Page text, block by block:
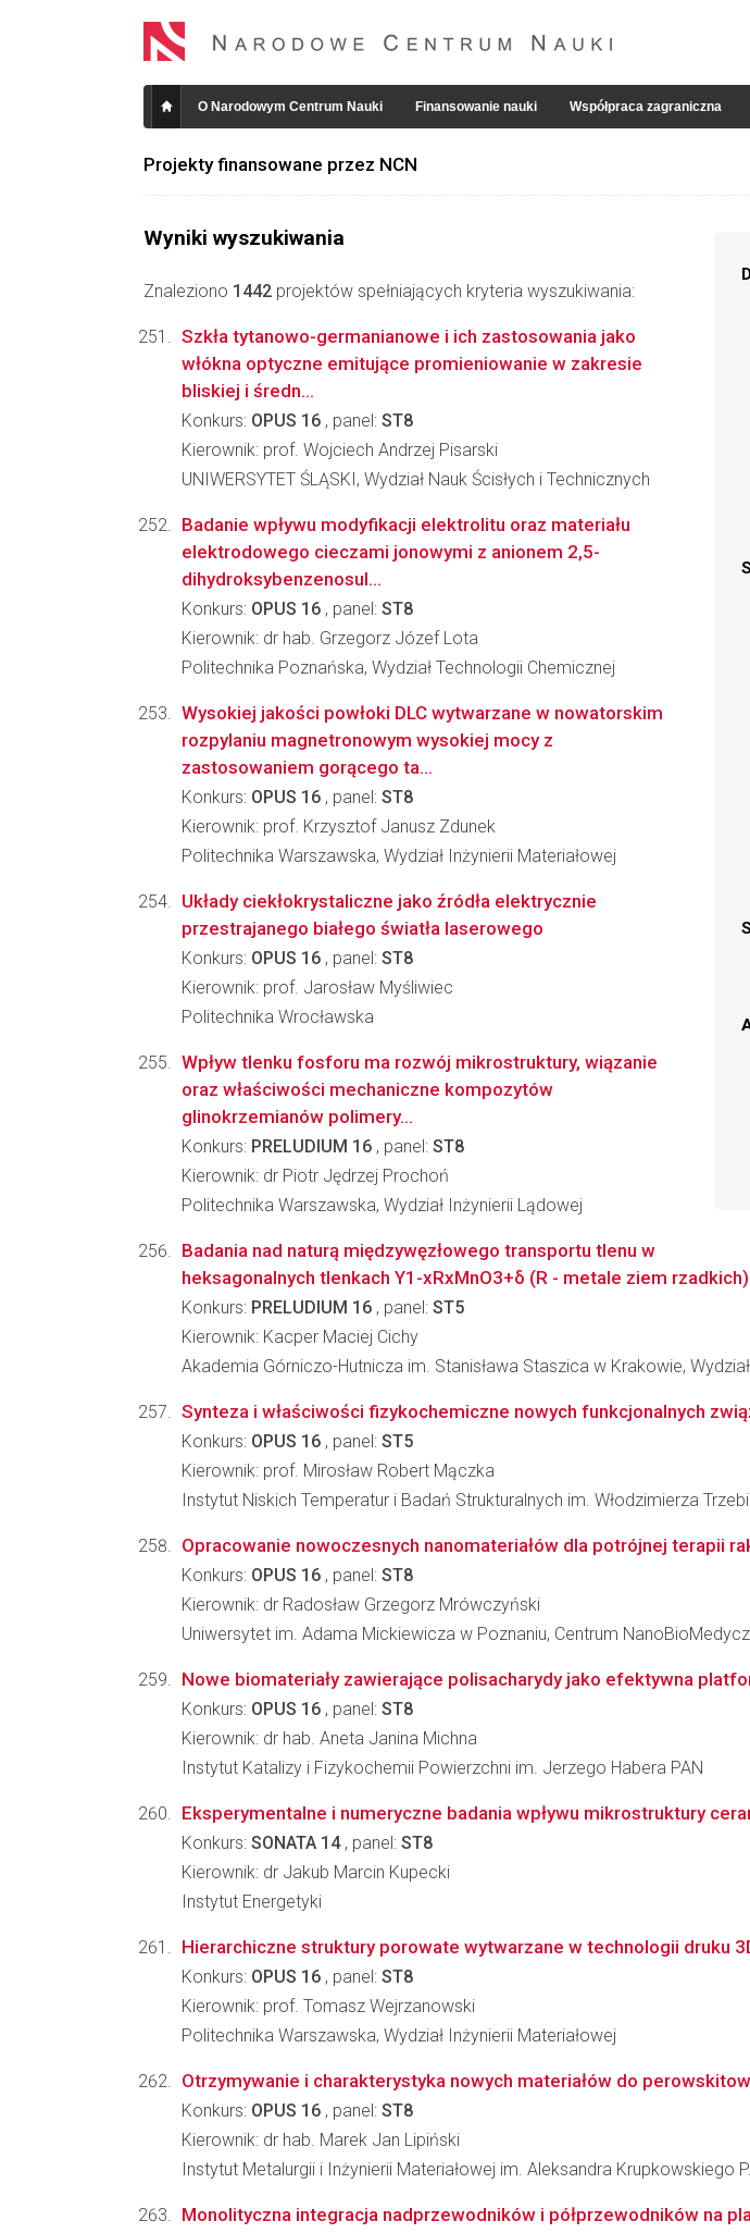
O Narodowym Centrum Nauki Finansowanie nauki Współpraca zagraniczna
Projekty finansowane przez NCN
Wyniki wyszukiwania
Znaleziono 1442 projektów spełniających kryteria wyszukiwania:
Szkła tytanowo-germanianowe i ich zastosowania jako
włókna optyczne emitujące promieniowanie w zakresie
bliskiej i średn...
Konkurs: OPUS 16 , panel: ST8
Kierownik: prof. Wojciech Andrzej Pisarski
UNIWERSYTET ŚLĄSKI, Wydział Nauk Ścisłych i Technicznych
Badanie wpływu modyfikacji elektrolitu oraz materiału
elektrodowego cieczami jonowymi z anionem 2,5-
dihydroksybenzenosul...
Konkurs: OPUS 16 , panel: ST8
Kierownik: dr hab. Grzegorz Józef Lota
Politechnika Poznańska, Wydział Technologii Chemicznej
Wysokiej jakości powłoki DLC wytwarzane w nowatorskim
rozpylaniu magnetronowym wysokiej mocy z
zastosowaniem gorącego ta...
Konkurs: OPUS 16 , panel: ST8
Kierownik: prof. Krzysztof Janusz Zdunek
Politechnika Warszawska, Wydział Inżynierii Materiałowej
Układy ciekłokrystaliczne jako źródła elektrycznie
przestrajanego białego światła laserowego
Konkurs: OPUS 16 , panel: ST8
Kierownik: prof. Jarosław Myśliwiec
Politechnika Wrocławska
Wpływ tlenku fosforu ma rozwój mikrostruktury, wiązanie
oraz właściwości mechaniczne kompozytów
glinokrzemianów polimery...
Konkurs: PRELUDIUM 16 , panel: ST8
Kierownik: dr Piotr Jędrzej Prochoń
Politechnika Warszawska, Wydział Inżynierii Lądowej
Badania nad naturą międzywęzłowego transportu tlenu w
heksagonalnych tlenkach Y1-xRxMnO3+δ (R - metale ziem
Konkurs: PRELUDIUM 16 , panel: ST5
Kierownik: Kacper Maciej Cichy
Akademia Górniczo-Hutnicza im. Stanisława Staszica w Krakowie,
Synteza i właściwości fizykochemiczne nowych funkcjonalnych
Konkurs: OPUS 16 , panel: ST5
Kierownik: prof. Mirosław Robert Mączka
Instytut Niskich Temperatur i Badań Strukturalnych im. Włodzimierza
Opracowanie nowoczesnych nanomateriałów dla potrójnej terapii
Konkurs: OPUS 16 , panel: ST8
Kierownik: dr Radosław Grzegorz Mrówczyński
Uniwersytet im. Adama Mickiewicza w Poznaniu, Centrum
Nowe biomateriały zawierające polisacharydy jako efektywna
Konkurs: OPUS 16 , panel: ST8
Kierownik: dr hab. Aneta Janina Michna
Instytut Katalizy i Fizykochemii Powierzchni im. Jerzego Habera PAN
Eksperymentalne i numeryczne badania wpływu mikrostruktury
Konkurs: SONATA 14, panel: ST8
Kierownik: dr Jakub Marcin Kupecki
Instytut Energetyki
Hierarchiczne struktury porowate wytwarzane w technologii druku
Konkurs: OPUS 16 , panel: ST8
Kierownik: prof. Tomasz Wejrzanowski
Politechnika Warszawska, Wydział Inżynierii Materiałowej
Otrzymywanie i charakterystyka nowych materiałów do
Konkurs: OPUS 16 , panel: ST8
Kierownik: dr hab. Marek Jan Lipiński
Instytut Metalurgii i Inżynierii Materiałowej im. Aleksandra Krupkowskiego
Monolityczna integracja nadprzewodników i półprzewodników na